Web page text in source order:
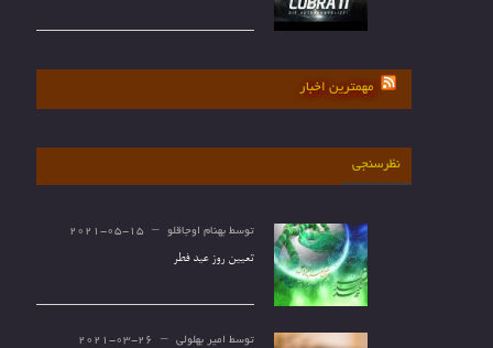
مهمترین اخبار
نظرسنجی
توسط بهنام اوجاقلو 2021-05-15
تعیین روز عید فطر
توسط امیر بهلولی 2021-03-26